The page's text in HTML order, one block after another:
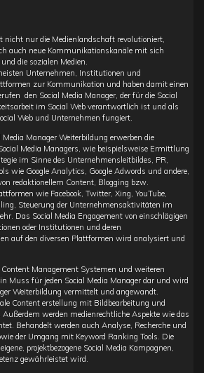
nicht nur die Medienlandschaft revolutioniert,
auch neue Kommunikationskanäle mit sich
und die sozialen Medien.
Unternehmen, Institutionen und
zur Kommunikation und haben damit einen
 den Social Media Manager, der für die Social
im Social Web verantwortlich ist und als
Web und Unternehmen fungiert.
Media Manager Weiterbildung erwerben die
Media Managers, wie beispielsweise Ermittlung
im Sinne des Unternehmensleitbildes, PR,
wie Google Analytics, Google Adwords und andere,
redaktionellem Content, Blogging bzw.
wie Facebook, Twitter, Xing, YouTube,
Steuerung der Unternehmensaktivitäten im
Das Social Media Engagement von einschlägigen
oder Institutionen und deren
auf den diversen Plattformen wird analysiert und
Management Systemen und weiteren
Muss für jeden Social Media Manager dar und wird
Weiterbildung vermittelt und angewandt.
Content erstellung mit Bildbearbeitung und
werden medienrechtliche Aspekte wie das
Behandelt werden auch Analyse, Recherche und
der Umgang mit Keyword Ranking Tools. Die
projektbezogene Social Media Kampagnen,
gewährleistet wird.